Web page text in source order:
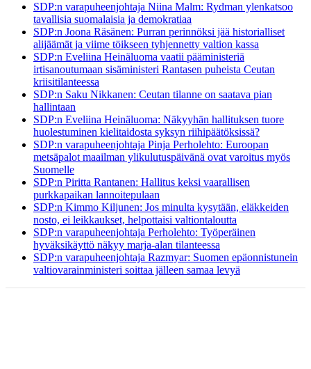
SDP:n varapuheenjohtaja Niina Malm: Rydman ylenkatsoo
tavallisia suomalaisia ja demokratiaa
SDP:n Joona Räsänen: Purran perinnöksi jää historialliset
alijäämät ja viime töikseen tyhjennetty valtion kassa
SDP:n Eveliina Heinäluoma vaatii pääministeriä
irtisanoutumaan sisäministeri Rantasen puheista Ceutan
kriisitilanteessa
SDP:n Saku Nikkanen: Ceutan tilanne on saatava pian
hallintaan
SDP:n Eveliina Heinäluoma: Näkyyhän hallituksen tuore
huolestuminen kielitaidosta syksyn riihipäätöksissä?
SDP:n varapuheenjohtaja Pinja Perholehto: Euroopan
metsäpalot maailman ylikulutuspäivänä ovat varoitus myös
Suomelle
SDP:n Piritta Rantanen: Hallitus keksi vaarallisen
purkkapaikan lannoitepulaan
SDP:n Kimmo Kiljunen: Jos minulta kysytään, eläkkeiden
nosto, ei leikkaukset, helpottaisi valtiontaloutta
SDP:n varapuheenjohtaja Perholehto: Työperäinen
hyväksikäyttö näkyy marja-alan tilanteessa
SDP:n varapuheenjohtaja Razmyar: Suomen epäonnistunein
valtiovarainministeri soittaa jälleen samaa levyä